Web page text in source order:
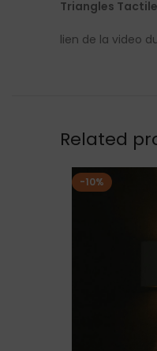
Triangles Tactile
lien de la video
Related
-10%